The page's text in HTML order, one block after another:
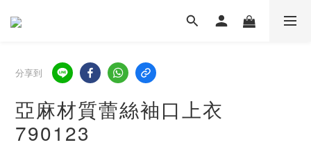
分享到
亞麻材質蕾絲袖口上衣
790123